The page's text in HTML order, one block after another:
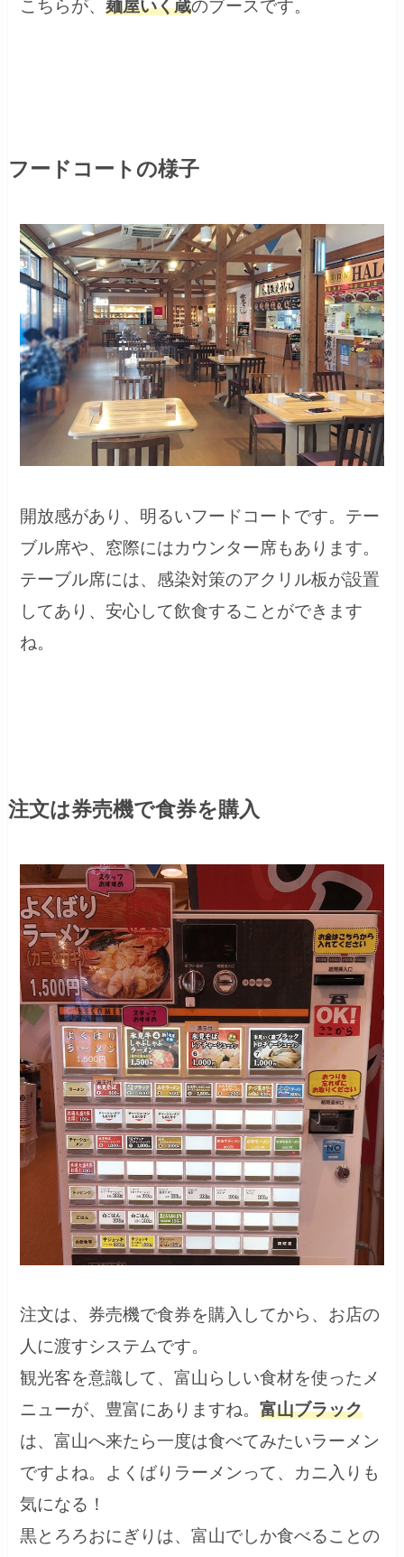
こちらが、麺屋いく蔵のブースです。
フードコートの様子
開放感があり、明るいフードコートです。テー
ブル席や、窓際にはカウンター席もあります。
テーブル席には、感染対策のアクリル板が設置
してあり、安心して飲食することができます
ね。
注文は券売機で食券を購入
注文は、券売機で食券を購入してから、お店の
人に渡すシステムです。
観光客を意識して、富山らしい食材を使ったメ
ニューが、豊富にありますね。富山ブラック
は、富山へ来たら一度は食べてみたいラーメン
ですよね。よくばりラーメンって、カニ入りも
気になる！
黒とろろおにぎりは、富山でしか食べることの